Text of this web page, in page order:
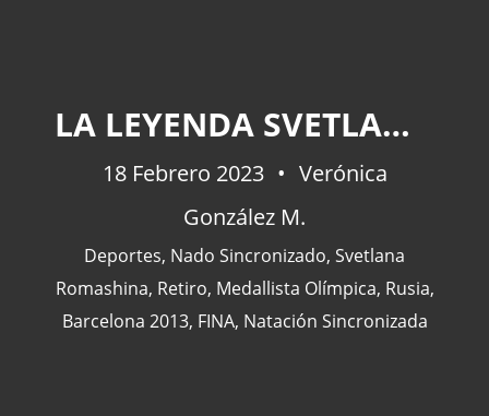
LA LEYENDA SVETLANA ROMASHINA SE RETIRA DEL NADO
18 Febrero 2023
Verónica
González M.
Deportes, Nado Sincronizado, Svetlana
Romashina, Retiro, Medallista Olímpica, Rusia,
Barcelona 2013, FINA, Natación Sincronizada
España(77)
Barcelona(47)
Europa(47)
Venezuela(43)